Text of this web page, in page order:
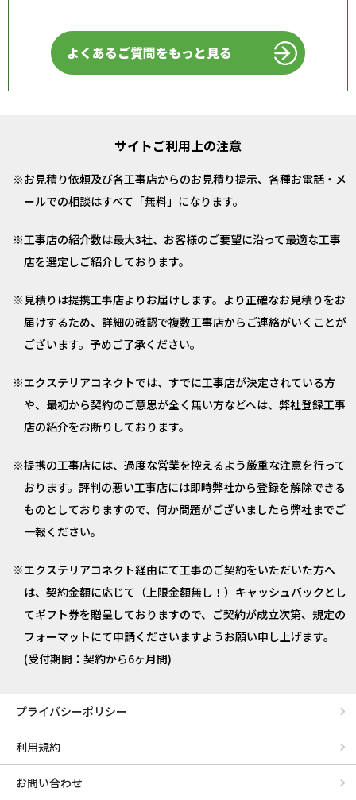
よくあるご質問をもっと見る
サイトご利用上の注意
お見積り依頼及び各工事店からのお見積り提示、各種お電話・メ
ールでの相談はすべて「無料」になります。
工事店の紹介数は最大3社、お客様のご要望に沿って最適な工事
店を選定しご紹介しております。
見積りは提携工事店よりお届けします。より正確なお見積りをお
届けするため、詳細の確認で複数工事店からご連絡がいくことが
ございます。予めご了承ください。
エクステリアコネクトでは、すでに工事店が決定されている方
や、最初から契約のご意思が全く無い方などへは、弊社登録工事
店の紹介をお断りしております。
提携の工事店には、過度な営業を控えるよう厳重な注意を行って
おります。評判の悪い工事店には即時弊社から登録を解除できる
ものとしておりますので、何か問題がございましたら弊社までご
一報ください。
エクステリアコネクト経由にて工事のご契約をいただいた方へ
は、契約金額に応じて（上限金額無し！）キャッシュバックとし
てギフト券を贈呈しておりますので、ご契約が成立次第、規定の
フォーマットにて申請くださいますようお願い申し上げます。
(受付期間：契約から6ヶ月間)
プライバシーポリシー
利用規約
お問い合わせ